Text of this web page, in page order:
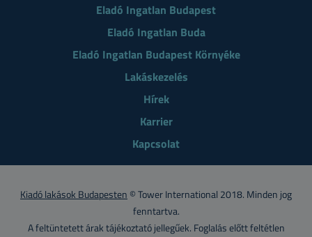
Eladó Ingatlan Budapest
Eladó Ingatlan Buda
Eladó Ingatlan Budapest Környéke
Lakáskezelés
Hírek
Karrier
Kapcsolat
Kiadó lakások Budapesten © Tower International 2018. Minden jog
fenntartva.
A feltüntetett árak tájékoztató jellegűek. Foglalás előtt feltétlen